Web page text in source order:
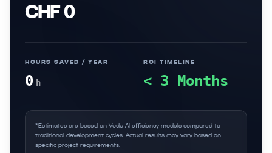
CHF 0
HOURS SAVED / YEAR
0 h
ROI TIMELINE
< 3 Months
*Estimates are based on Vudu AI efficiency models compared to
traditional development cycles. Actual results may vary based on
specific project requirements.